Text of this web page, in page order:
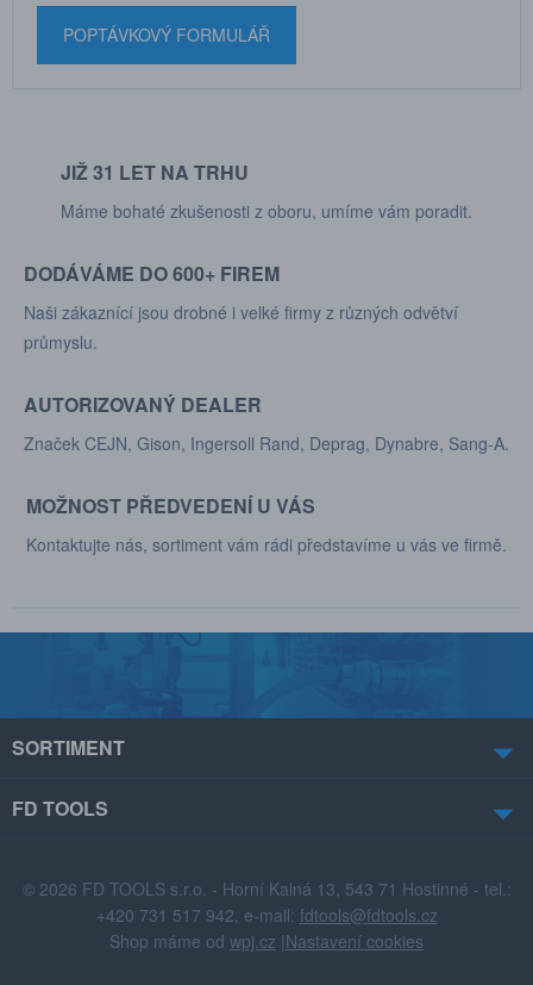
POPTÁVKOVÝ FORMULÁŘ
JIŽ 31 LET NA TRHU
Máme bohaté zkušenosti z oboru, umíme vám poradit.
DODÁVÁME DO 600+ FIREM
Naši zákaznící jsou drobné i velké firmy z různých odvětví
průmyslu.
AUTORIZOVANÝ DEALER
Značek CEJN, Gison, Ingersoll Rand, Deprag, Dynabre, Sang-A.
MOŽNOST PŘEDVEDENÍ U VÁS
Kontaktujte nás, sortiment vám rádi představíme u vás ve firmě.
SORTIMENT
FD TOOLS
© 2026 FD TOOLS s.r.o. - Horní Kalná 13, 543 71 Hostinné - tel.:
+420 731 517 942, e-mail: fdtools@fdtools.cz
Shop máme od wpj.cz |Nastavení cookies